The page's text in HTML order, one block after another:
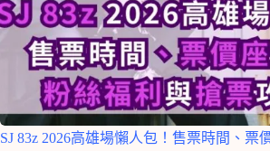
SJ 83z 2026高雄場懶人包！售票時間、票